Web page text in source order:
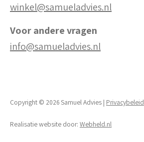
winkel@samueladvies.nl
Voor andere vragen
info@samueladvies.nl
Copyright © 2026 Samuel Advies | Privacybeleid
Realisatie website door: Webheld.nl